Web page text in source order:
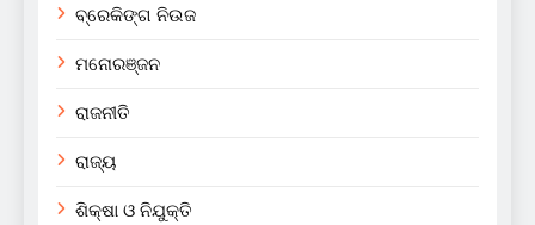
ବ୍ରେକିଙ୍ଗ ନିଉଜ
ମନୋରଞ୍ଜନ
ରାଜନୀତି
ରାଜ୍ୟ
ଶିକ୍ଷା ଓ ନିଯୁକ୍ତି